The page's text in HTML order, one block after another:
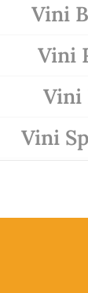
Vini
Vini
Vini
Vini